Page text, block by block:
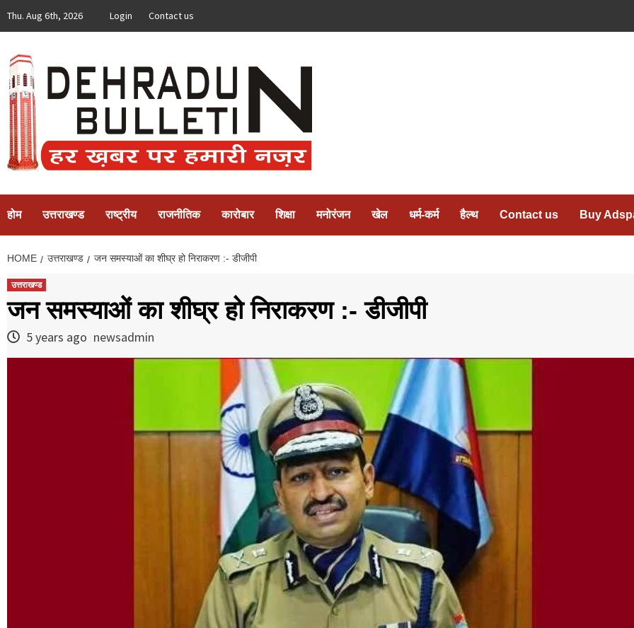
Thu. Aug 6th, 2026 Login Contact us
होम उत्तराखण्ड राष्ट्रीय राजनीतिक कारोबार शिक्षा मनोरंजन खेल धर्म-कर्म हैल्थ Contact us Buy
HOME उत्तराखण्ड जन समस्याओं का शीघ्र हो निराकरण :- डीजीपी
उत्तराखण्ड
जन समस्याओं का शीघ्र हो निराकरण :- डीजीपी
5 years ago newsadmin